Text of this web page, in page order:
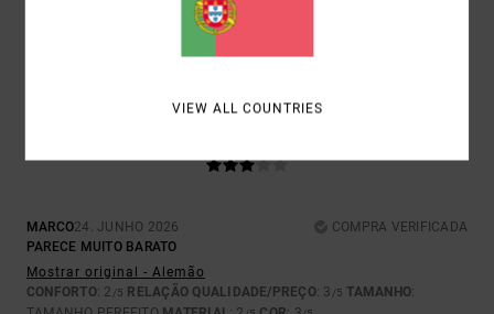
RELAÇÃO QUALIDADE/PREÇO
MATERIAL
EU RECOMENDO ESTE PRODUTO
3
MARCO24. JUNHO 2026
COMPRA VERIFICADA
PARECE MUITO BARATO
Mostrar original - Alemão
CONFORTO: 2 /5 RELAÇÃO QUALIDADE/PREÇO: 3 /5 TAMANHO:
VIEW ALL COUNTRIES